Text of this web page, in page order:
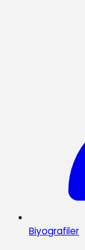
Biyografiler